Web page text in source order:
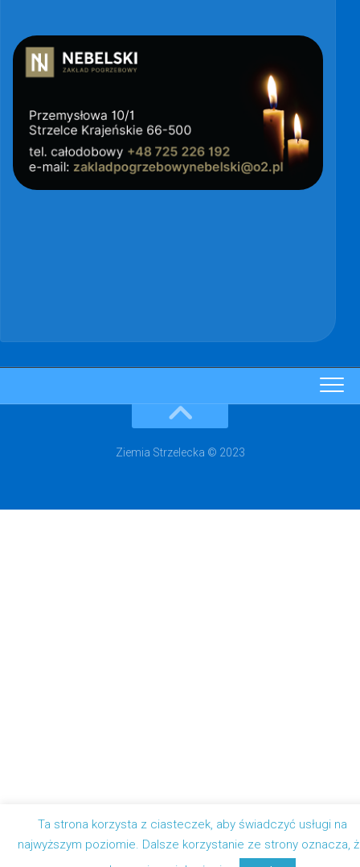
Ziemia Strzelecka © 2023
Ta strona korzysta z ciasteczek, aby świadczyć usługi na
najwyższym poziomie. Dalsze korzystanie ze strony oznacza,